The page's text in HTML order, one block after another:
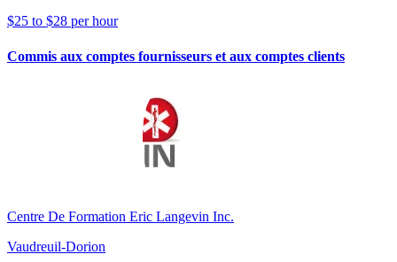
$25 to $28 per hour
Commis aux comptes fournisseurs et aux comptes clients
Centre De Formation Eric Langevin Inc.
Vaudreuil-Dorion